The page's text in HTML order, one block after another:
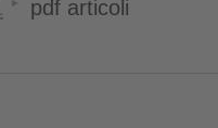
pdf articoli